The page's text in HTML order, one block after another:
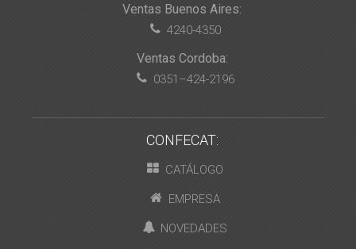
Ventas Buenos Aires:
4240-4350
Ventas Cordoba:
0351–424-2196
CONFECAT:
CATÁLOGO
EMPRESA
NOVEDADES